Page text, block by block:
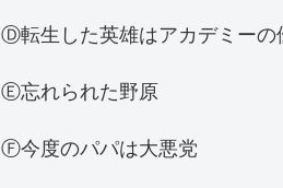
Ⓓ転生した英雄はアカデミーの
Ⓔ忘れられた野原
Ⓕ今度のパパは大悪党